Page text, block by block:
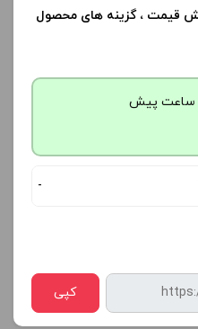
قیمت ، گزینه های محصول
-
کپی